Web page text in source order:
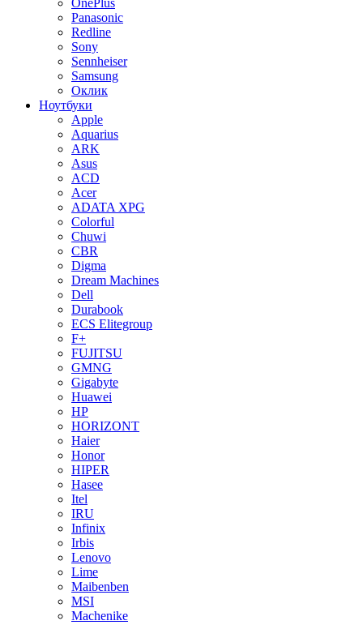
OnePlus
Panasonic
Redline
Sony
Sennheiser
Samsung
Оклик
Ноутбуки
Apple
Aquarius
ARK
Asus
ACD
Acer
ADATA XPG
Colorful
Chuwi
CBR
Digma
Dream Machines
Dell
Durabook
ECS Elitegroup
F+
FUJITSU
GMNG
Gigabyte
Huawei
HP
HORIZONT
Haier
Honor
HIPER
Hasee
Itel
IRU
Infinix
Irbis
Lenovo
Lime
Maibenben
MSI
Machenike